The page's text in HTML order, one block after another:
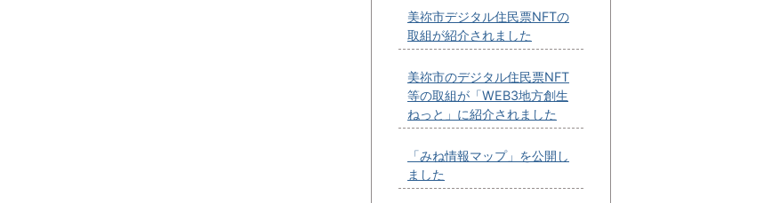
美祢市デジタル住民票NFTの
取組が紹介されました
美祢市のデジタル住民票NFT
等の取組が「WEB3地方創生
ねっと」に紹介されました
「みね情報マップ」を公開し
ました